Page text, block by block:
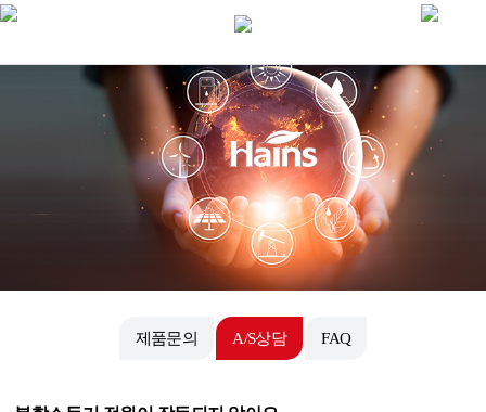
[안내] 2026 하인스 하계휴가 안내
[안내] 2026년 7월 제헌절 배차 안내
[안내] 2026년 5월 연휴 배송 안내
[안내] 2026 설날 연휴 배송 안내
[안내] 2025 연말 휴일 안내문
[출고] ◆ 제품 출고 안내 ◆
[Eng] Homepage - Hains Co., Ltd.
[보듬서비스] AS 현장 직접 방문으로 책임을 다하는 고객 감동 서
제품문의 A/S상담 FAQ